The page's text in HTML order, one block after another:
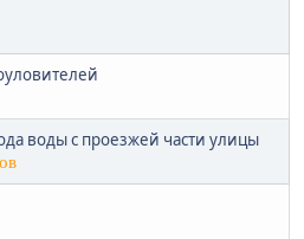
воды с проезжей части улицы